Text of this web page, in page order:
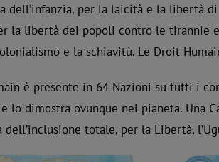
per la laicità e la libertà
la libertà dei popoli contro le
e la schiavitù. Le Droit
è presente in 64 Nazioni su tutti i
lo dimostra ovunque nel pianeta.
dell’inclusione totale, per la Libertà,